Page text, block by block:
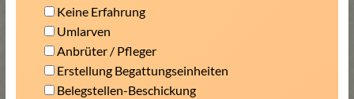
Keine Erfahrung
Umlarven
Anbrüter / Pfleger
Erstellung Begattungseinheiten
Belegstellen-Beschickung